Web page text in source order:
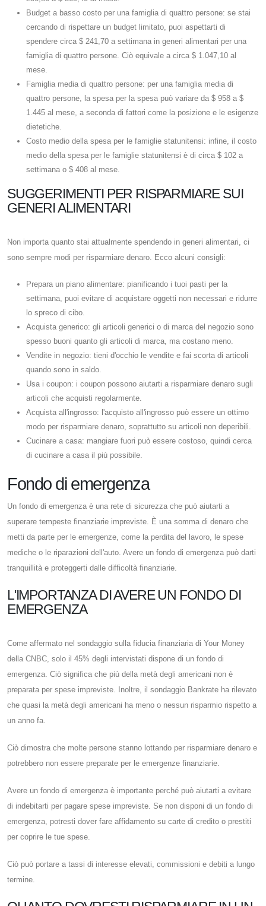
Budget a basso costo per una famiglia di quattro persone: se stai
cercando di rispettare un budget limitato, puoi aspettarti di
spendere circa $ 241,70 a settimana in generi alimentari per una
famiglia di quattro persone. Ciò equivale a circa $ 1.047,10 al
mese.
Famiglia media di quattro persone: per una famiglia media di
quattro persone, la spesa per la spesa può variare da $ 958 a $
1.445 al mese, a seconda di fattori come la posizione e le esigenze
dietetiche.
Costo medio della spesa per le famiglie statunitensi: infine, il costo
medio della spesa per le famiglie statunitensi è di circa $ 102 a
settimana o $ 408 al mese.
SUGGERIMENTI PER RISPARMIARE SUI
GENERI ALIMENTARI
Non importa quanto stai attualmente spendendo in generi alimentari, ci
sono sempre modi per risparmiare denaro. Ecco alcuni consigli:
Prepara un piano alimentare: pianificando i tuoi pasti per la
settimana, puoi evitare di acquistare oggetti non necessari e ridurre
lo spreco di cibo.
Acquista generico: gli articoli generici o di marca del negozio sono
spesso buoni quanto gli articoli di marca, ma costano meno.
Vendite in negozio: tieni d'occhio le vendite e fai scorta di articoli
quando sono in saldo.
Usa i coupon: i coupon possono aiutarti a risparmiare denaro sugli
articoli che acquisti regolarmente.
Acquista all'ingrosso: l'acquisto all'ingrosso può essere un ottimo
modo per risparmiare denaro, soprattutto su articoli non deperibili.
Cucinare a casa: mangiare fuori può essere costoso, quindi cerca
di cucinare a casa il più possibile.
Fondo di emergenza
Un fondo di emergenza è una rete di sicurezza che può aiutarti a
superare tempeste finanziarie impreviste. È una somma di denaro che
metti da parte per le emergenze, come la perdita del lavoro, le spese
mediche o le riparazioni dell'auto. Avere un fondo di emergenza può darti
tranquillità e proteggerti dalle difficoltà finanziarie.
L'IMPORTANZA DI AVERE UN FONDO DI
EMERGENZA
Come affermato nel sondaggio sulla fiducia finanziaria di Your Money
della CNBC, solo il 45% degli intervistati dispone di un fondo di
emergenza. Ciò significa che più della metà degli americani non è
preparata per spese impreviste. Inoltre, il sondaggio Bankrate ha rilevato
che quasi la metà degli americani ha meno o nessun risparmio rispetto a
un anno fa.
Ciò dimostra che molte persone stanno lottando per risparmiare denaro e
potrebbero non essere preparate per le emergenze finanziarie.
Avere un fondo di emergenza è importante perché può aiutarti a evitare
di indebitarti per pagare spese impreviste. Se non disponi di un fondo di
emergenza, potresti dover fare affidamento su carte di credito o prestiti
per coprire le tue spese.
Ciò può portare a tassi di interesse elevati, commissioni e debiti a lungo
termine.